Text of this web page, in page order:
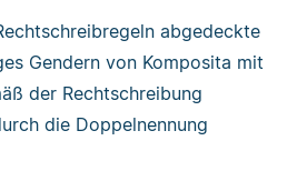
abgedeckte
Gendern von Komposita mit
der Rechtschreibung
die Doppelnennung